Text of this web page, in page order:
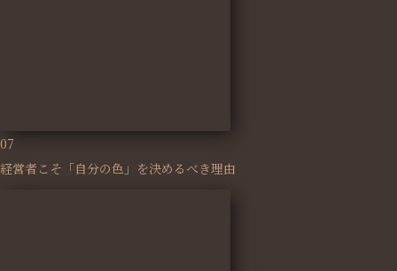
07
経営者こそ「自分の色」を決めるべき理由